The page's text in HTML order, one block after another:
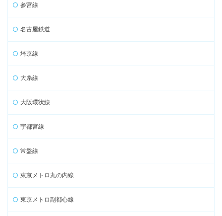
参宮線
名古屋鉄道
埼京線
大糸線
大阪環状線
宇都宮線
常盤線
東京メトロ丸の内線
東京メトロ副都心線